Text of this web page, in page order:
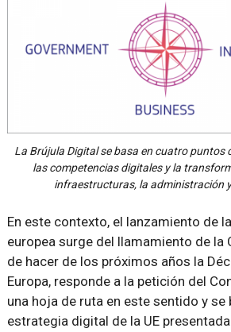
La Brújula Digital se basa en cuatro puntos
las competencias digitales y la
infraestructuras, la administración
En este contexto, el lanzamiento de
europea surge del llamamiento de la
de hacer de los próximos años la
Europa, responde a la petición del
una hoja de ruta en este sentido y se
estrategia digital de la UE